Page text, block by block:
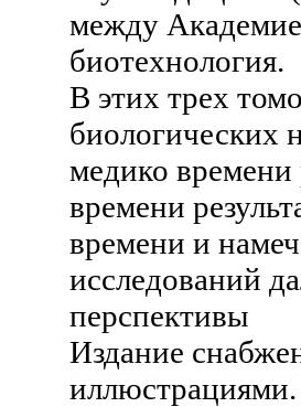
между
биотехнология.
В этих трех
биологических
медико времени
времени
времени и
исследований
перспективы
Издание
иллюстрациями.